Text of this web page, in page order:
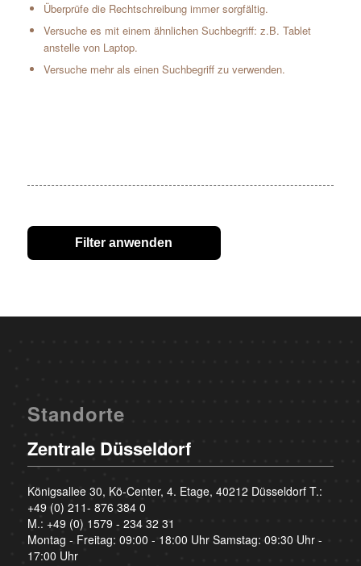
Überprüfe die Rechtschreibung immer sorgfältig.
Versuche es mit einem ähnlichen Suchbegriff: z.B. Tablet
anstelle von Laptop.
Versuche mehr als einen Suchbegriff zu verwenden.
Filter anwenden
Standorte
Zentrale Düsseldorf
Königsallee 30, Kö-Center, 4. Etage, 40212 Düsseldorf T.:
+49 (0) 211- 876 384 0
M.: +49 (0) 1579 - 234 32 31
Montag - Freitag: 09:00 - 18:00 Uhr Samstag: 09:30 Uhr -
17:00 Uhr